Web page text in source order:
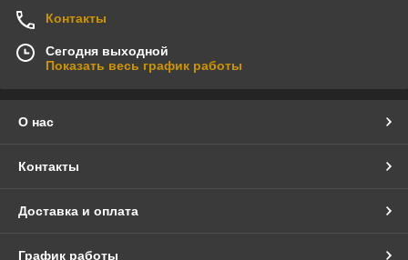
Контакты
Сегодня выходной
Показать весь график работы
О нас
Контакты
Доставка и оплата
График работы